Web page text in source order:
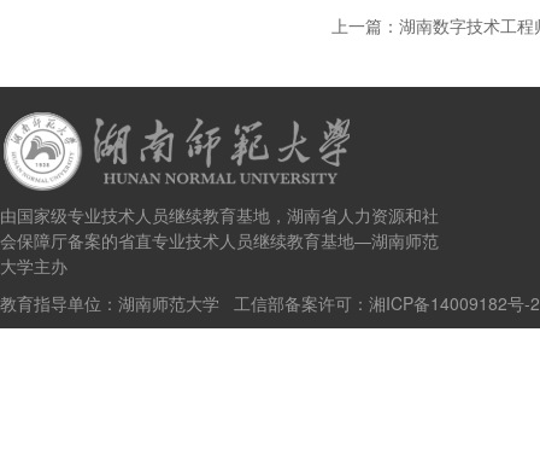
上一篇： 湖南数字技术工
由国家级专业技术人员继续教育基地，湖南省人力资源和社
会保障厅备案的省直专业技术人员继续教育基地—湖南师范
大学主办
教育指导单位：湖南师范大学 工信部备案许可： 湘ICP备14009182号-2